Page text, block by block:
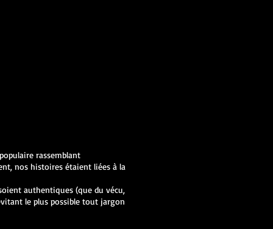
rassemblant
nos histoires étaient liées à la
authentiques (que du vécu,
le plus possible tout jargon